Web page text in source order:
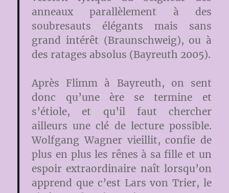
anneaux parallèlement à des
soubresauts élégants mais sans
grand intérêt (Braunschweig), ou à
des ratages absolus (Bayreuth 2005).
Après Flimm à Bayreuth, on sent
donc qu’une ère se termine et
s’étiole, et qu’il faut chercher
ailleurs une clé de lecture possible.
Wolfgang Wagner vieillit, confie de
plus en plus les rênes à sa fille et un
espoir extraordinaire naît lorsqu’on
apprend que c’est Lars von Trier, le